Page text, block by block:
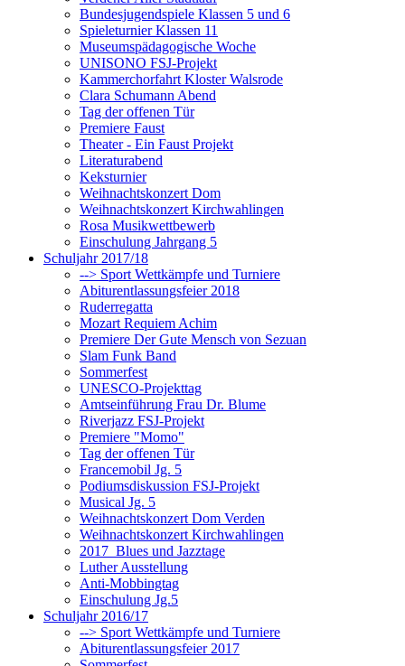
Bundesjugendspiele Klassen 5 und 6
Spieleturnier Klassen 11
Museumspädagogische Woche
UNISONO FSJ-Projekt
Kammerchorfahrt Kloster Walsrode
Clara Schumann Abend
Tag der offenen Tür
Premiere Faust
Theater - Ein Faust Projekt
Literaturabend
Keksturnier
Weihnachtskonzert Dom
Weihnachtskonzert Kirchwahlingen
Rosa Musikwettbewerb
Einschulung Jahrgang 5
Schuljahr 2017/18
--> Sport Wettkämpfe und Turniere
Abiturentlassungsfeier 2018
Ruderregatta
Mozart Requiem Achim
Premiere Der Gute Mensch von Sezuan
Slam Funk Band
Sommerfest
UNESCO-Projekttag
Amtseinführung Frau Dr. Blume
Riverjazz FSJ-Projekt
Premiere "Momo"
Tag der offenen Tür
Francemobil Jg. 5
Podiumsdiskussion FSJ-Projekt
Musical Jg. 5
Weihnachtskonzert Dom Verden
Weihnachtskonzert Kirchwahlingen
2017_Blues und Jazztage
Luther Ausstellung
Anti-Mobbingtag
Einschulung Jg.5
Schuljahr 2016/17
--> Sport Wettkämpfe und Turniere
Abiturentlassungsfeier 2017